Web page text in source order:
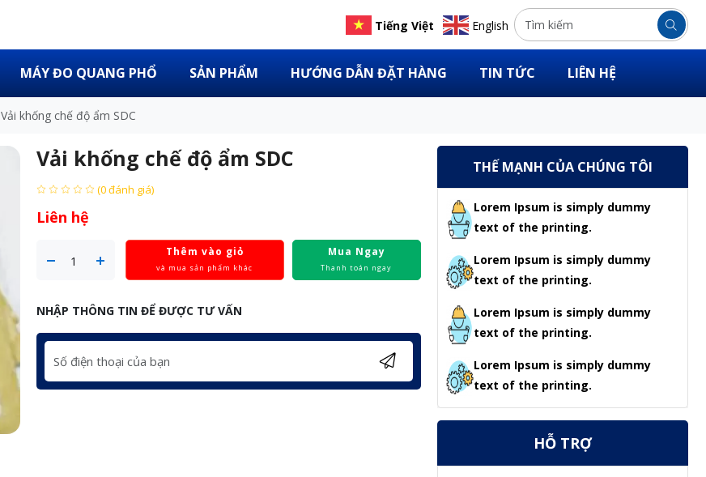
Tiếng Việt English
MÁY ĐO QUANG PHỔ SẢN PHẨM HƯỚNG DẪN ĐẶT HÀNG TIN TỨC LIÊN HỆ
Vải khống chế độ ẩm SDC
Vải khống chế độ ẩm SDC
(0 đánh giá)
Liên hệ
Thêm vào giỏ
và mua sản phẩm khác
Mua Ngay
Thanh toán ngay
NHẬP THÔNG TIN ĐỂ ĐƯỢC TƯ VẤN
THẾ MẠNH CỦA CHÚNG TÔI
Lorem Ipsum is simply dummy
text of the printing.
Lorem Ipsum is simply dummy
text of the printing.
Lorem Ipsum is simply dummy
text of the printing.
Lorem Ipsum is simply dummy
text of the printing.
HỖ TRỢ